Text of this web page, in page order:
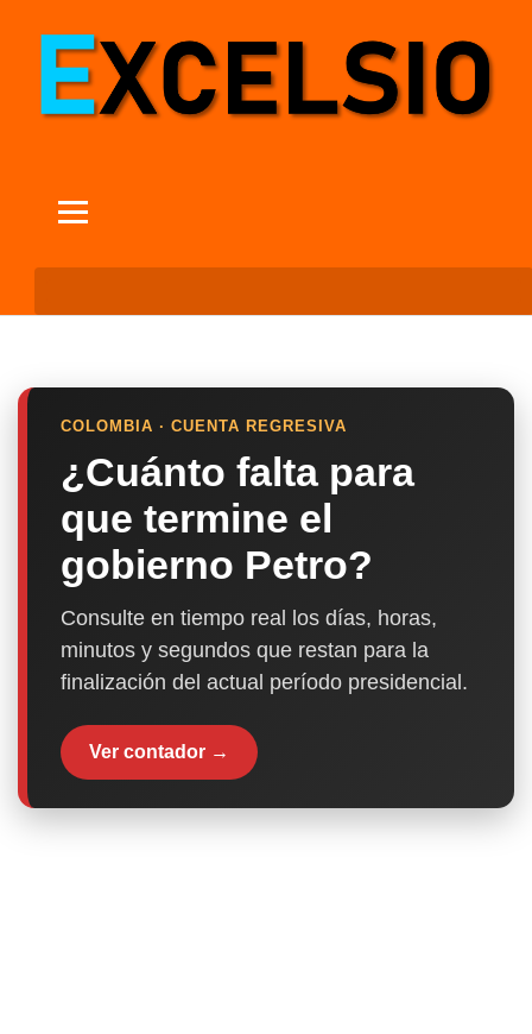
COLOMBIA · CUENTA REGRESIVA
¿Cuánto falta para
que termine el
gobierno Petro?
Consulte en tiempo real los días, horas,
minutos y segundos que restan para la
finalización del actual período presidencial.
Ver contador →